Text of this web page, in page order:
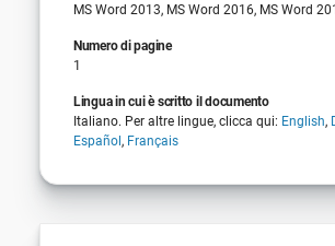
MS Word 2013, MS Word 2016, MS Word
Numero di pagine
1
Lingua in cui è scritto il documento
Italiano. Per altre lingue, clicca qui: English,
Español, Français